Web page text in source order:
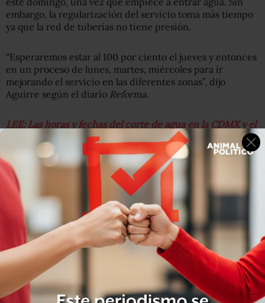
embargo, la regularización del servicio toma más tiempo
ya que la red de tuberías no tiene presión.
“Esperaremos estar al 100 por ciento el jueves y entonces
en un proceso de lunes, martes, miércoles para ir
mejorando el servicio en las diferentes zonas”, dijo
Aguirre según el diario Reforma.
LEE: Las horas y fechas del corte de agua en la CDMX y el
Aguirre, reconoció el comportamiento ejemplar de la
ciudadanía, que “ayudó a que el impacto de esta falta de
funcionamiento del Sistema Cutzamala no se haya
sentido tan fuerte”.
Reconoció que el desabasto no fue el esperado por el
puente de la conmemoración de Día de Muertos y
muchos capitalinos salieron de la ciudad, la gente
almacenó agua, por lo que fue “un comportamiento que
no habíamos visto en otros cortes que se habían
presentado en el pasado”.